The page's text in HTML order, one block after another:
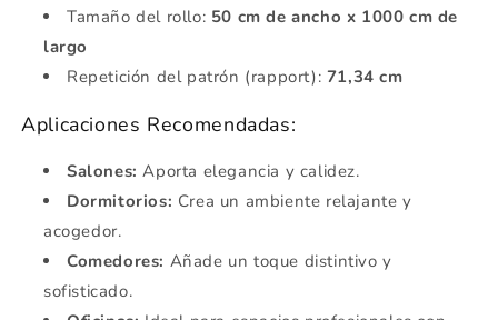
Tamaño del rollo: 50 cm de ancho x 1000 cm de
largo
Repetición del patrón (rapport): 71,34 cm
Aplicaciones Recomendadas:
Salones: Aporta elegancia y calidez.
Dormitorios: Crea un ambiente relajante y
acogedor.
Comedores: Añade un toque distintivo y
sofisticado.